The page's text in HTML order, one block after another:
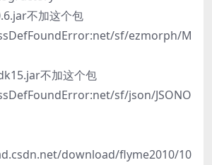
不加这个包
sf/ezmorph/M
不加这个包
sf/json/JSONO
download/flyme2010/10